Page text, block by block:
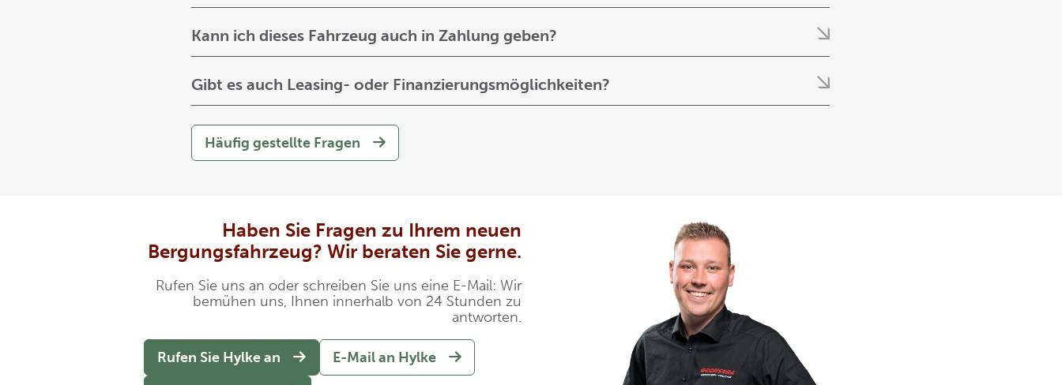
Kann ich dieses Fahrzeug auch in Zahlung geben?
Gibt es auch Leasing- oder Finanzierungsmöglichkeiten?
Häufig gestellte Fragen
Haben Sie Fragen zu Ihrem neuen
Bergungsfahrzeug? Wir beraten Sie gerne.
Rufen Sie uns an oder schreiben Sie uns eine E-Mail: Wir
bemühen uns, Ihnen innerhalb von 24 Stunden zu
antworten.
Rufen Sie Hylke an E-Mail an Hylke